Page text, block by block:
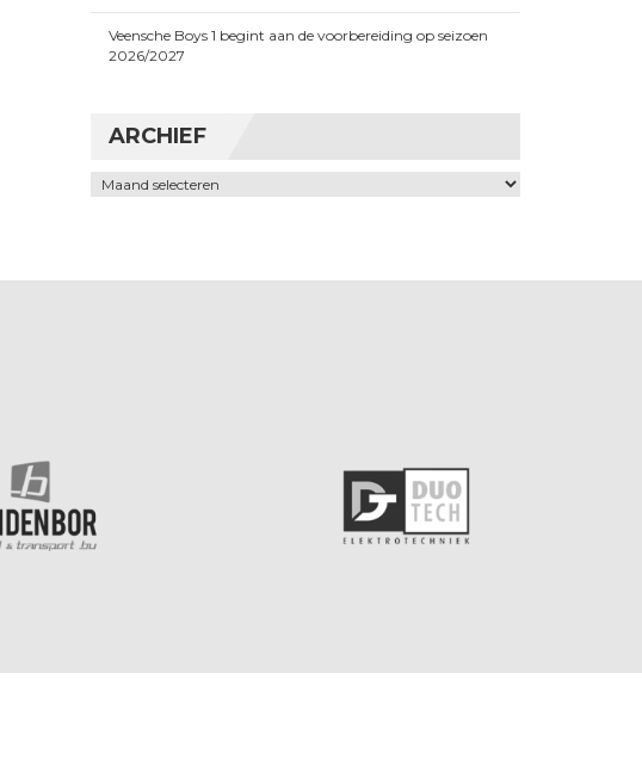
Veensche Boys 1 begint aan de voorbereiding op seizoen
2026/2027
ARCHIEF
Archief